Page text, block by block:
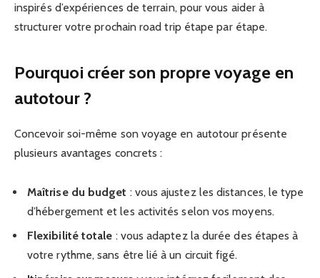
inspirés d’expériences de terrain, pour vous aider à
structurer votre prochain road trip étape par étape.
Pourquoi créer son propre voyage en
autotour ?
Concevoir soi-même son voyage en autotour présente
plusieurs avantages concrets :
Maîtrise du budget : vous ajustez les distances, le type
d’hébergement et les activités selon vos moyens.
Flexibilité totale : vous adaptez la durée des étapes à
votre rythme, sans être lié à un circuit figé.